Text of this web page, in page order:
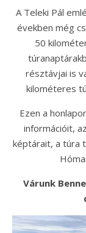
A Teleki Pál
években még
50
résztávjai is
kilométeres
Ezen a
információit,
képtárait, a túra
Várunk